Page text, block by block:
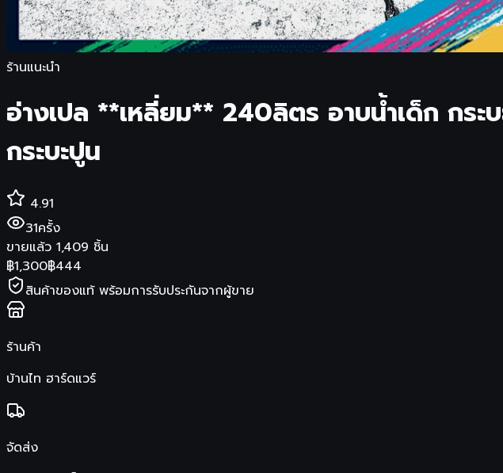
ร้านแนะนำ
อ่างเปล **เหลี่ยม** 240ลิตร อาบน้ำเด็ก กระ
กระบะปูน
4.91
31ครั้ง
ขายแล้ว 1,409 ชิ้น
฿1,300฿444
สินค้าของแท้ พร้อมการรับประกันจากผู้ขาย
ร้านค้า
บ้านไท ฮาร์ดแวร์
จัดส่ง